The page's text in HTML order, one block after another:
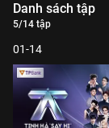
Danh sách tập
5/14 tập
01-14